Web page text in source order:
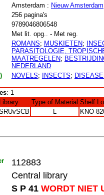
Amsterdam : Nieuw Amsterdam
256 pagina's
9789046806548
Met lit. opg.. - Met reg.
ROMANS; MUSKIETEN;
PARASITOLOGIE,
MAATREGELEN;
NEDERLAND
NOVELS; INSECTS;
: 1
Library Type of Material Shelf
L KNO
112883
Central library
S P 41 WORDT NIET